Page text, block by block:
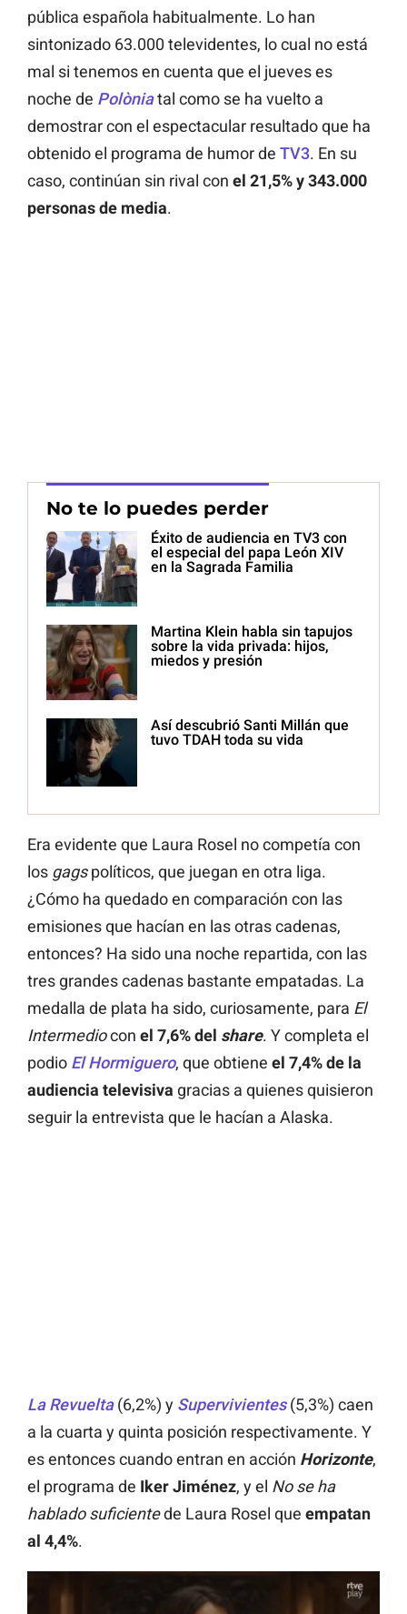
pública española habitualmente. Lo han
sintonizado 63.000 televidentes, lo cual no está
mal si tenemos en cuenta que el jueves es
noche de Polòniatal como se ha vuelto a
demostrar con el espectacular resultado que ha
obtenido el programa de humor de TV3. En su
caso, continúan sin rival con el 21,5% y 343.000
personas de media.
No te lo puedes perder
Éxito de audiencia en TV3 con
el especial del papa León XIV
en la Sagrada Familia
Martina Klein habla sin tapujos
sobre la vida privada: hijos,
miedos y presión
Así descubrió Santi Millán que
tuvo TDAH toda su vida
Era evidente que Laura Rosel no competía con
los gagspolíticos, que juegan en otra liga.
¿Cómo ha quedado en comparación con las
emisiones que hacían en las otras cadenas,
entonces? Ha sido una noche repartida, con las
tres grandes cadenas bastante empatadas. La
medalla de plata ha sido, curiosamente, para El
Intermediocon el 7,6% del share. Y completa el
podio El Hormiguero, que obtiene el 7,4% de la
audiencia televisiva gracias a quienes quisieron
seguir la entrevista que le hacían a Alaska.
La Revuelta(6,2%) y Supervivientes(5,3%) caen
a la cuarta y quinta posición respectivamente. Y
es entonces cuando entran en acción Horizonte,
el programa de Iker Jiménez, y el No se ha
hablado suficientede Laura Rosel que empatan
al 4,4%.